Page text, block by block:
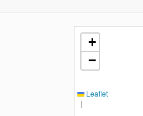
+
−
Leaflet
|